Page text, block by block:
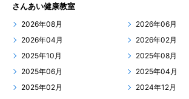
さんあい健康教室
2026年08月
2026年06月
2026年04月
2026年02月
2025年10月
2025年08月
2025年06月
2025年04月
2025年02月
2024年12月